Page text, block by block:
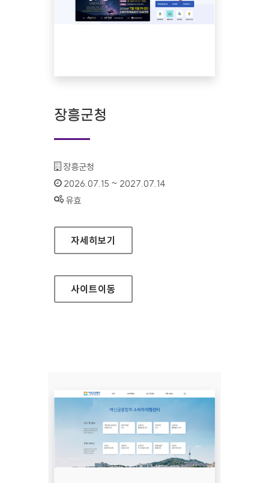
장흥군청
기관명 :
장흥군청
인증기간 :
2026.07.15 ~ 2027.07.14
상태 :
유효
장흥군청
자세히보기
사이트이동